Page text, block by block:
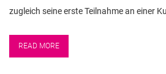
zugleich seine erste Teilnahme an einer
READ MORE